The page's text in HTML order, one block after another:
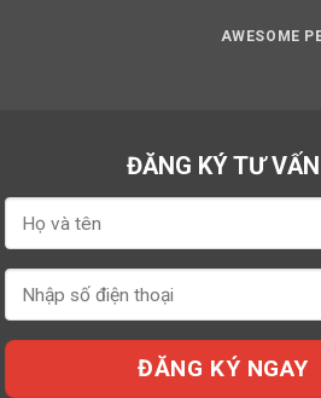
AWESOME
ĐĂNG KÝ TƯ VẤN